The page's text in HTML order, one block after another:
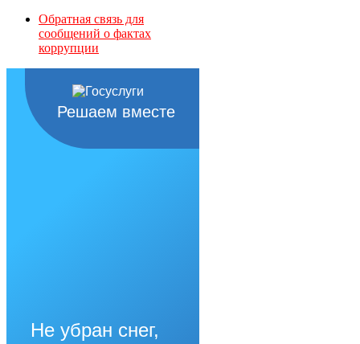
Обратная связь для
сообщений о фактах
коррупции
Решаем вместе
Не убран снег,